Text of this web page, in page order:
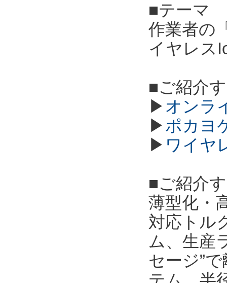
■テーマ
作業者の
イヤレス
■ご紹介
▶ オンラ
▶ポカヨ
▶ ワイヤ
■ご紹介
薄型化・
対応トル
ム、生産
セージ”